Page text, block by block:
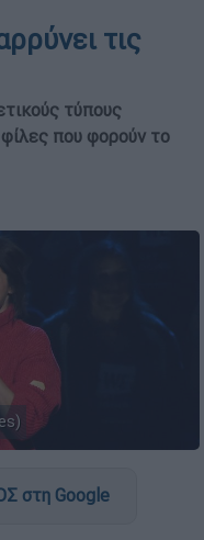
τις
τύπους
που φορούν το
στη Google